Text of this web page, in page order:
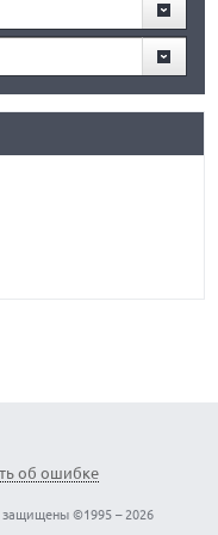
об ошибке
защищены ©1995 – 2026